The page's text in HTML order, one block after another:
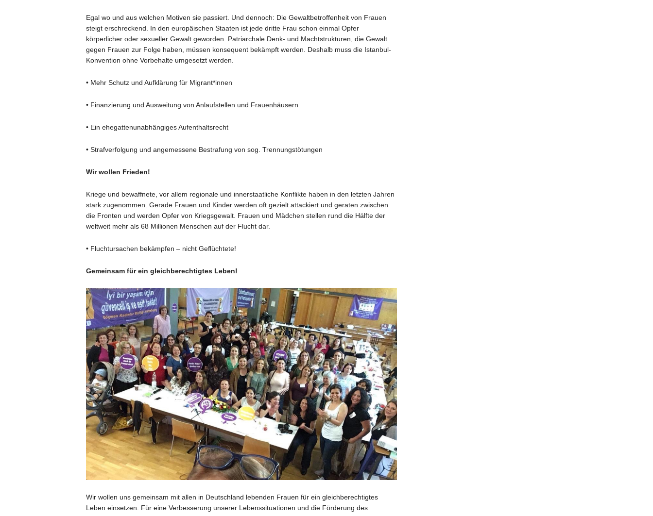
Egal wo und aus welchen Motiven sie passiert. Und dennoch: Die Gewaltbetroffenheit von Frauen
steigt erschreckend. In den europäischen Staaten ist jede dritte Frau schon einmal Opfer
körperlicher oder sexueller Gewalt geworden. Patriarchale Denk- und Machtstrukturen, die Gewalt
gegen Frauen zur Folge haben, müssen konsequent bekämpft werden. Deshalb muss die Istanbul-
Konvention ohne Vorbehalte umgesetzt werden.
• Mehr Schutz und Aufklärung für Migrant*innen
• Finanzierung und Ausweitung von Anlaufstellen und Frauenhäusern
• Ein ehegattenunabhängiges Aufenthaltsrecht
• Strafverfolgung und angemessene Bestrafung von sog. Trennungstötungen
Wir wollen Frieden!
Kriege und bewaffnete, vor allem regionale und innerstaatliche Konflikte haben in den letzten Jahren
stark zugenommen. Gerade Frauen und Kinder werden oft gezielt attackiert und geraten zwischen
die Fronten und werden Opfer von Kriegsgewalt. Frauen und Mädchen stellen rund die Hälfte der
weltweit mehr als 68 Millionen Menschen auf der Flucht dar.
• Fluchtursachen bekämpfen – nicht Geflüchtete!
Gemeinsam für ein gleichberechtigtes Leben!
Wir wollen uns gemeinsam mit allen in Deutschland lebenden Frauen für ein gleichberechtigtes
Leben einsetzen. Für eine Verbesserung unserer Lebenssituationen und die Förderung des